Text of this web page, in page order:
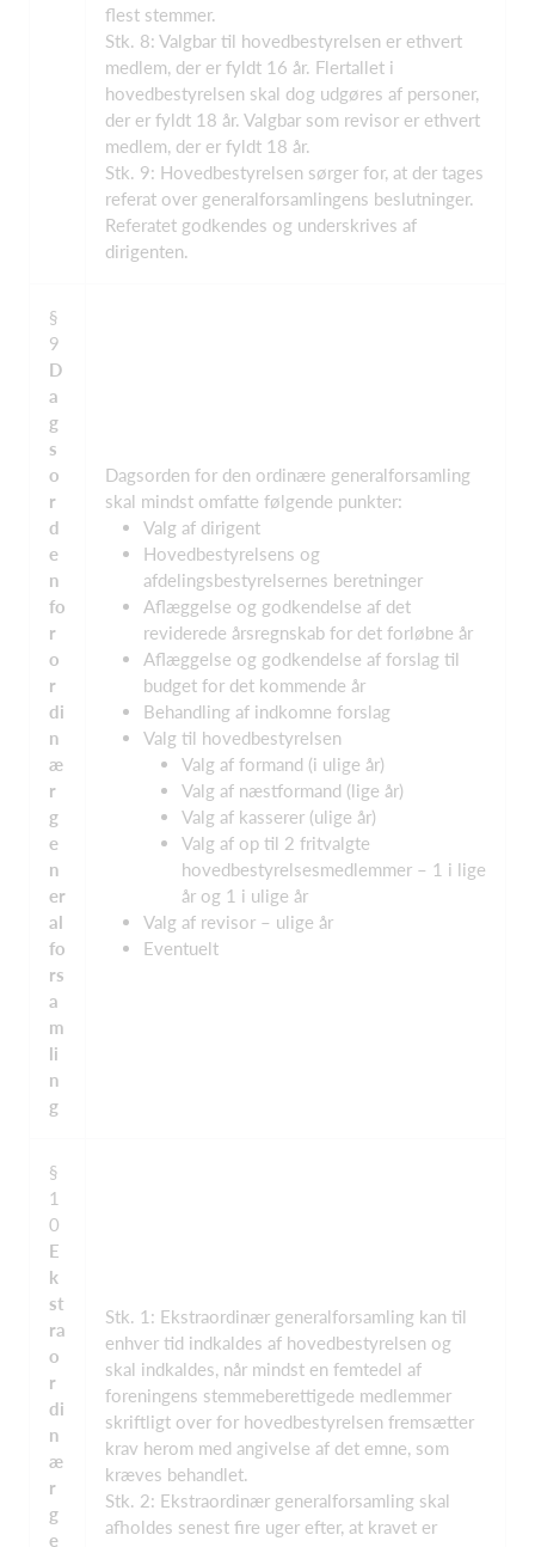
flest stemmer.
Stk. 8: Valgbar til hovedbestyrelsen er ethvert
medlem, der er fyldt 16 år. Flertallet i
hovedbestyrelsen skal dog udgøres af personer,
der er fyldt 18 år. Valgbar som revisor er ethvert
medlem, der er fyldt 18 år.
Stk. 9: Hovedbestyrelsen sørger for, at der tages
referat over generalforsamlingens beslutninger.
Referatet godkendes og underskrives af
dirigenten.
§
9
D
a
g
s
o
r
d
e
n
fo
r
o
r
di
n
æ
r
g
e
n
er
al
fo
rs
a
m
li
n
g
Dagsorden for den ordinære generalforsamling
skal mindst omfatte følgende punkter:
Valg af dirigent
Hovedbestyrelsens og
afdelingsbestyrelsernes beretninger
Aflæggelse og godkendelse af det
reviderede årsregnskab for det forløbne år
Aflæggelse og godkendelse af forslag til
budget for det kommende år
Behandling af indkomne forslag
Valg til hovedbestyrelsen
Valg af formand (i ulige år)
Valg af næstformand (lige år)
Valg af kasserer (ulige år)
Valg af op til 2 fritvalgte
hovedbestyrelsesmedlemmer – 1 i lige
år og 1 i ulige år
Valg af revisor – ulige år
Eventuelt
§
1
0
E
k
st
ra
o
r
di
n
æ
r
g
e
Stk. 1: Ekstraordinær generalforsamling kan til
enhver tid indkaldes af hovedbestyrelsen og
skal indkaldes, når mindst en femtedel af
foreningens stemmeberettigede medlemmer
skriftligt over for hovedbestyrelsen fremsætter
krav herom med angivelse af det emne, som
kræves behandlet.
Stk. 2: Ekstraordinær generalforsamling skal
afholdes senest fire uger efter, at kravet er